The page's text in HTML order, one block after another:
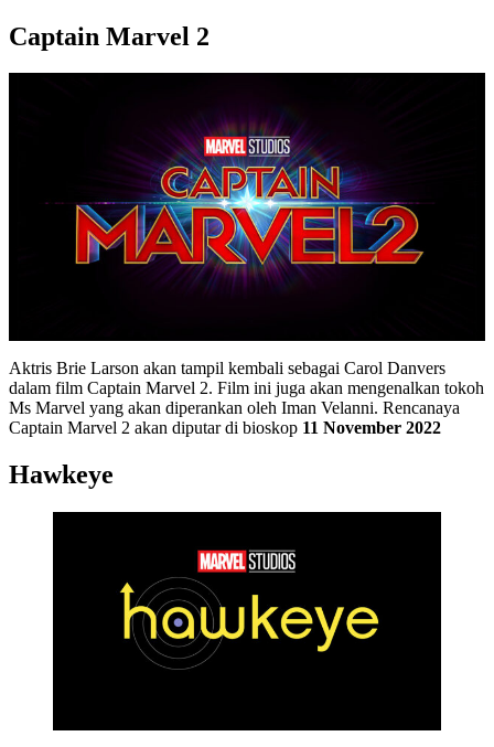
Captain Marvel 2
Aktris Brie Larson akan tampil kembali sebagai Carol Danvers
dalam film Captain Marvel 2. Film ini juga akan mengenalkan tokoh
Ms Marvel yang akan diperankan oleh Iman Velanni. Rencanaya
Captain Marvel 2 akan diputar di bioskop 11 November 2022
Hawkeye